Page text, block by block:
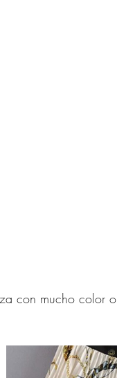
Fashion
con mucho color o